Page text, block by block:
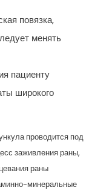
повязка,
менять
пациенту
широкого
проводится под
заживления раны,
раны
минеральные